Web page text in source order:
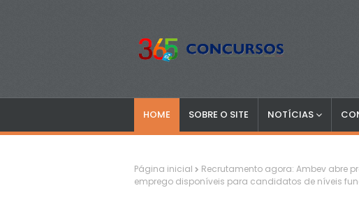
HOME SOBRE O SITE NOTÍCIAS
Página inicial
Recrutamento agora: Ambev abre
emprego disponíveis para candidatos de níveis